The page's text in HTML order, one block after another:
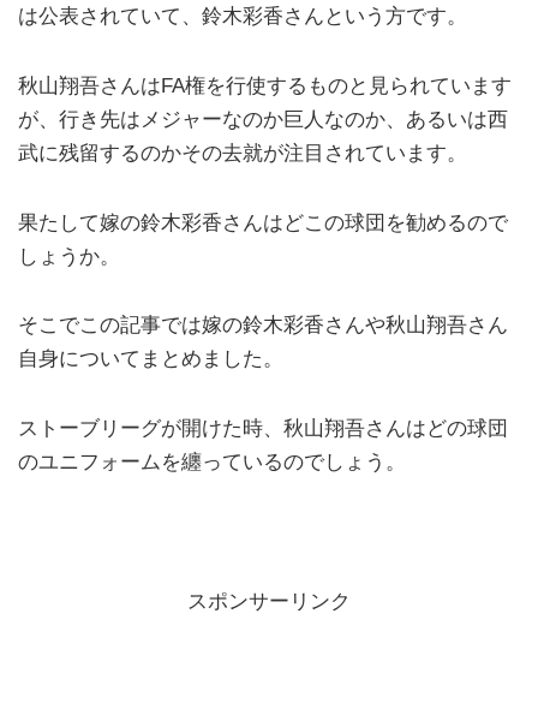
は公表されていて、鈴木彩香さんという方です。
秋山翔吾さんはFA権を行使するものと見られています
が、行き先はメジャーなのか巨人なのか、あるいは西
武に残留するのかその去就が注目されています。
果たして嫁の鈴木彩香さんはどこの球団を勧めるので
しょうか。
そこでこの記事では嫁の鈴木彩香さんや秋山翔吾さん
自身についてまとめました。
ストーブリーグが開けた時、秋山翔吾さんはどの球団
のユニフォームを纏っているのでしょう。
スポンサーリンク